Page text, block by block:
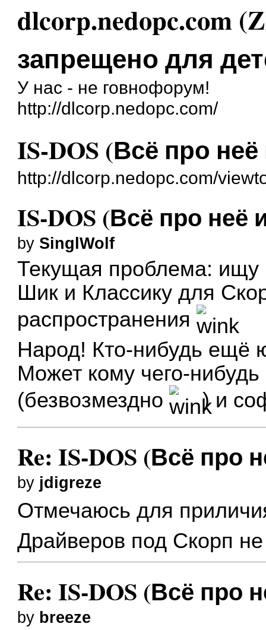
dlcorp.nedopc.com
запрещено для
У нас - не говнофорум!
http://dlcorp.nedopc.com/
IS-DOS (Всё про
http://dlcorp.nedopc.com/
IS-DOS (Всё про неё
by SinglWolf
Текущая проблема: ищу
Шик и Классику для
распространения
Народ! Кто-нибудь ещё
Может кому чего-
(безвозмездно
) и
Re: IS-DOS (Всё про
by jdigreze
Отмечаюсь для
Драйверов под Скорп
Re: IS-DOS (Всё про
by breeze